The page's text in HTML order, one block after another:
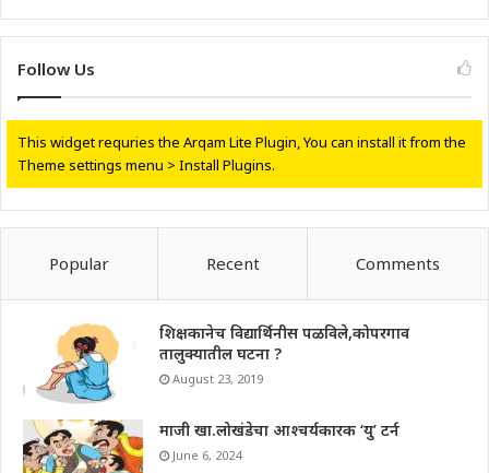
Follow Us
This widget requries the Arqam Lite Plugin, You can install it from the
Theme settings menu > Install Plugins.
Popular Recent Comments
शिक्षकानेच विद्यार्थिनीस पळविले,कोपरगाव
तालुक्यातील घटना ?
August 23, 2019
माजी खा.लोखंडेचा आश्चर्यकारक ‘यु’ टर्न
June 6, 2024